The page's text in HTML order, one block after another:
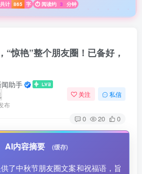
计 865 字 ⏱️ 阅读约 3 分钟
“惊艳”整个朋友圈！已备好，
助手
布
关注 私信
0 20 0
AI内容摘要 (缓存)
了中秋节朋友圈文案和祝福语，旨